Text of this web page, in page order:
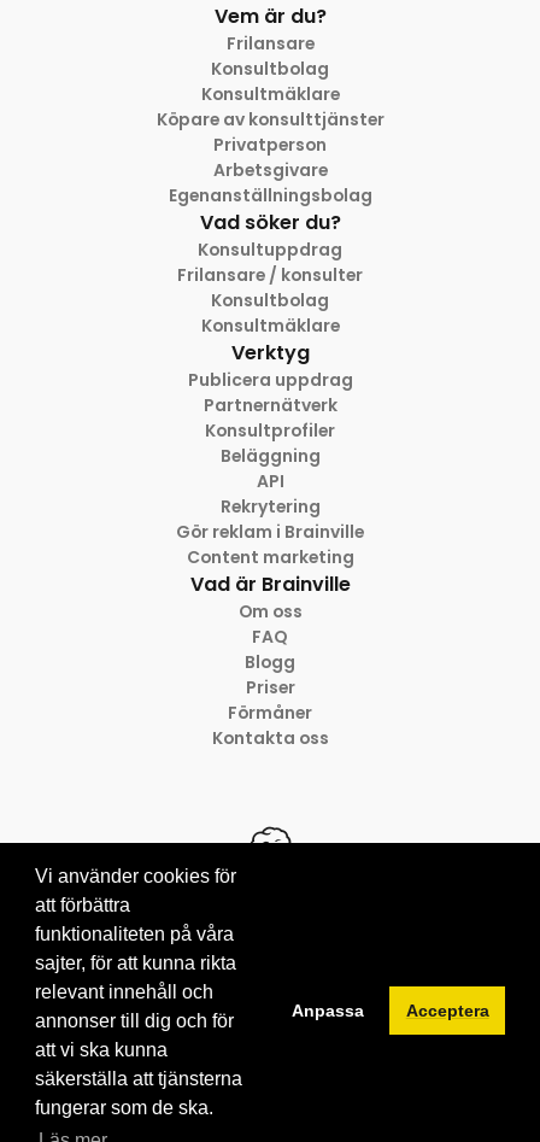
Vem är du?
Frilansare
Konsultbolag
Konsultmäklare
Köpare av konsulttjänster
Privatperson
Arbetsgivare
Egenanställningsbolag
Vad söker du?
Konsultuppdrag
Frilansare / konsulter
Konsultbolag
Konsultmäklare
Verktyg
Publicera uppdrag
Partnernätverk
Konsultprofiler
Beläggning
API
Rekrytering
Gör reklam i Brainville
Content marketing
Vad är Brainville
Om oss
FAQ
Blogg
Priser
Förmåner
Kontakta oss
© 2012-2026 Brainville AB
Villkor för tjänsten
Cookies
Vi använder cookies för
att förbättra
funktionaliteten på våra
sajter, för att kunna rikta
relevant innehåll och
annonser till dig och för
att vi ska kunna
säkerställa att tjänsterna
fungerar som de ska.
Anpassa Acceptera